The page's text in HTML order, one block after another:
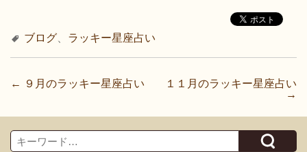
ブログ ラッキー星座占い
投
ビ
← ９月のラッキー星座占い
１１月のラッキー星座占い
→
Search